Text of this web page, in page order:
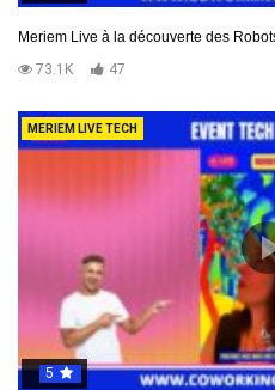
Meriem Live à la découverte des
73.1K
47
MERIEM LIVE TECH
5